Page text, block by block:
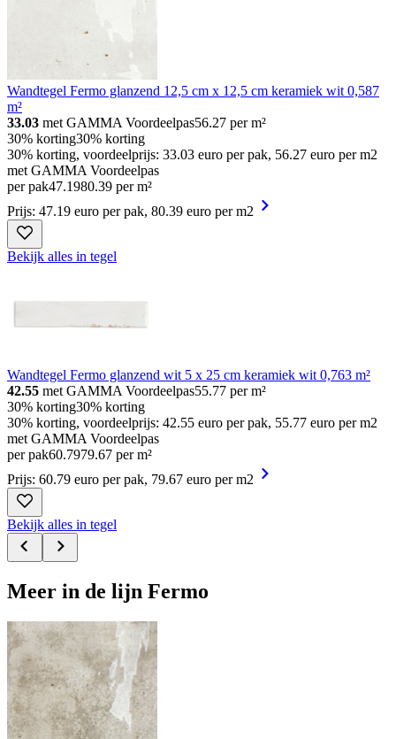
Wandtegel Fermo glanzend 12,5 cm x 12,5 cm keramiek wit 0,587
m²
33.03 met GAMMA Voordeelpas56.27 per m²
30% korting30% korting
30% korting, voordeelprijs: 33.03 euro per pak, 56.27 euro per m2
met GAMMA Voordeelpas
per pak47.1980.39 per m²
Prijs: 47.19 euro per pak, 80.39 euro per m2
Bekijk alles in tegel
Wandtegel Fermo glanzend wit 5 x 25 cm keramiek wit 0,763 m²
42.55 met GAMMA Voordeelpas55.77 per m²
30% korting30% korting
30% korting, voordeelprijs: 42.55 euro per pak, 55.77 euro per m2
met GAMMA Voordeelpas
per pak60.7979.67 per m²
Prijs: 60.79 euro per pak, 79.67 euro per m2
Bekijk alles in tegel
Meer in de lijn Fermo